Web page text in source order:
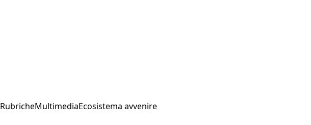
RubricheMultimediaEcosistema avvenire